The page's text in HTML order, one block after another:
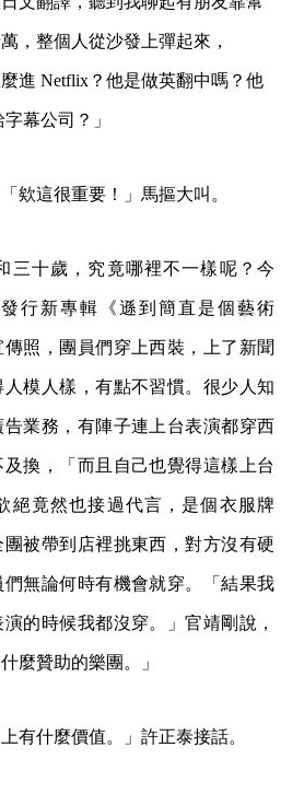
，整個人從沙發上彈起來，
麼進 Netflix？他是做英翻中嗎？他
幕公司？」
欸這很重要！」馬摳大叫。
三十歲，究竟哪裡不一樣呢？今
行新專輯《遜到簡直是個藝術
照，團員們穿上西裝，上了新聞
模人樣，有點不習慣。很少人知
業務，有陣子連上台表演都穿西
換，「而且自己也覺得這樣上台
絕竟然也接過代言，是個衣服牌
被帶到店裡挑東西，對方沒有硬
無論何時有機會就穿。「結果我
的時候我都沒穿。」官靖剛說，
麼贊助的樂團。」
有什麼價值。」許正泰接話。